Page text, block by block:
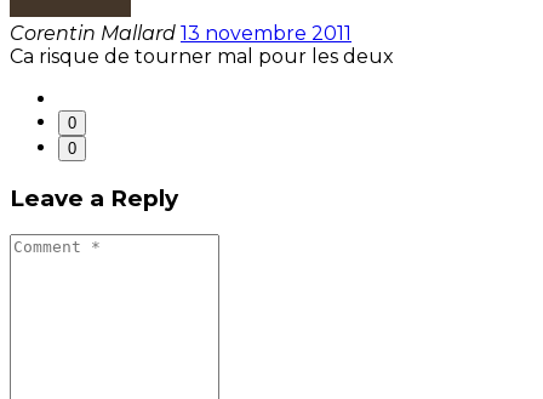
Corentin Mallard 13 novembre 2011
Ca risque de tourner mal pour les deux
0
0
Leave a Reply